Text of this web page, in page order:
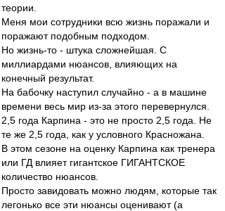
теории.
Меня мои сотрудники всю жизнь поражали и
поражают подобным подходом.
Но жизнь-то - штука сложнейшая. С
миллиардами нюансов, влияющих на
конечный результат.
На бабочку наступил случайно - а в машине
времени весь мир из-за этого перевернулся.
2,5 года Карпина - это не просто 2,5 года. Не
те же 2,5 года, как у условного Красножана.
В этом сезоне на оценку Карпина как тренера
или ГД влияет гигантское ГИГАНТСКОЕ
количество нюансов.
Просто завидовать можно людям, которые так
легонько все эти нюансы оценивают (а